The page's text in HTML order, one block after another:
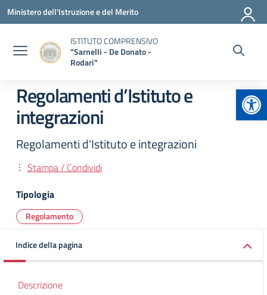
Vai ai contenuti
Vai al menu di navigazione
Vai al footer
Ministero dell'Istruzione e del Merito
ISTITUTO COMPRENSIVO
"Sarnelli - De Donato -
Rodari"
Regolamenti d’Istituto e
integrazioni
Regolamenti d'Istituto e integrazioni
Stampa / Condividi
Tipologia
Regolamento
Indice della pagina
Descrizione